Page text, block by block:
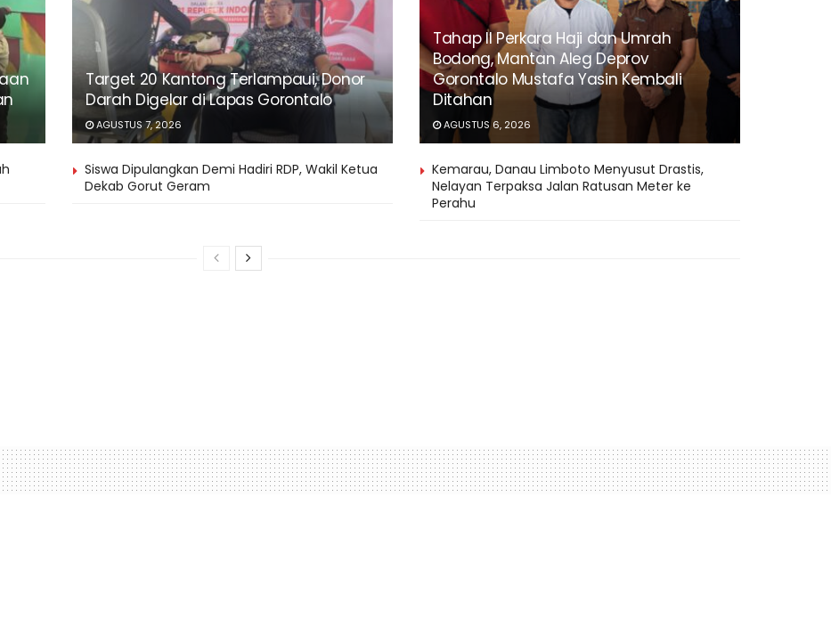
Target 20 Kantong Terlampaui, Donor
Darah Digelar di Lapas Gorontalo
AGUSTUS 7, 2026
Tahap II Perkara Haji dan Umrah
Bodong, Mantan Aleg Deprov
Gorontalo Mustafa Yasin Kembali
Ditahan
AGUSTUS 6, 2026
Siswa Dipulangkan Demi Hadiri RDP, Wakil Ketua
Dekab Gorut Geram
Kemarau, Danau Limboto Menyusut Drastis,
Nelayan Terpaksa Jalan Ratusan Meter ke
Perahu